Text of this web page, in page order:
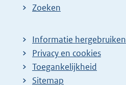
Zoeken
Informatie hergebruiken
Privacy en cookies
Toegankelijkheid
Sitemap